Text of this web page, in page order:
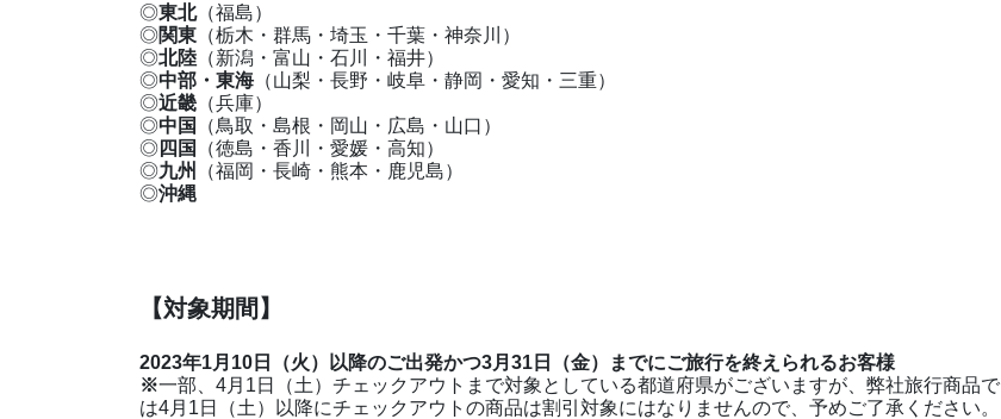
◎東北（福島）
◎関東 （栃木・群馬・埼玉・千葉・神奈川）
◎北陸 （新潟・富山・石川・福井）
◎中部・東海 （山梨・長野・岐阜・静岡・愛知・三重）
◎近畿 （兵庫）
◎中国
（鳥取・島根・岡山・広島・山口）
◎四国
（徳島・香川・愛媛・高知）
◎九州
（福岡・長崎・熊本・鹿児島）
◎沖縄
【対象期間】
2023年1月10日（火）以降のご出発かつ3月31日（金）までにご旅行を終えられるお客様
※一部、4月1日（土）チェックアウトまで対象としている都道府県がございますが、弊社旅行商品で
は4月1日（土）以降にチェックアウトの商品は割引対象にはなりませんので、予めご了承ください。